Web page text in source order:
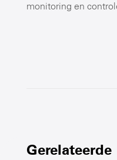
monitoring en
Gerelateerde